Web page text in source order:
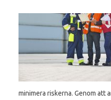
minimera riskerna. Genom att